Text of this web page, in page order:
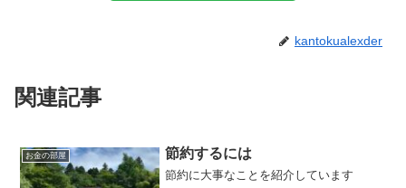
kantokualexder
関連記事
お金の部屋 節約するには
節約に大事なことを紹介しています